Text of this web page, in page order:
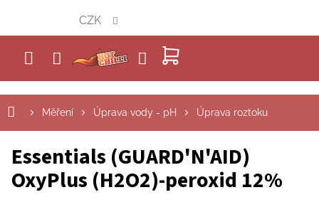
obsah
NÁKUPNÍ
KOŠÍK
CZK
Měření Úprava vody - pH Úprava roztoku
Essentials (GUARD'N'AID)
OxyPlus (H2O2)-peroxid 12%